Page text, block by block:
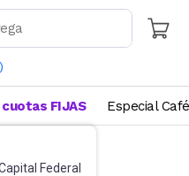
)
Federal
cuotas FIJAS Especial Café